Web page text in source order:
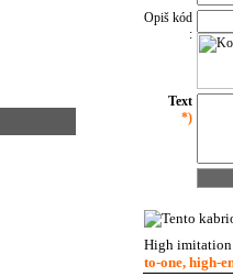
Opiš kód
:
Text
*)
High
to-one, high-